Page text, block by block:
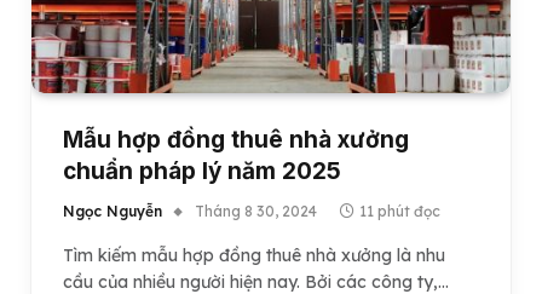
Mẫu hợp đồng thuê nhà xưởng
chuẩn pháp lý năm 2025
Ngọc Nguyễn Tháng 8 30, 2024 11 phút đọc
Tìm kiếm mẫu hợp đồng thuê nhà xưởng là nhu
cầu của nhiều người hiện nay. Bởi các công ty,…